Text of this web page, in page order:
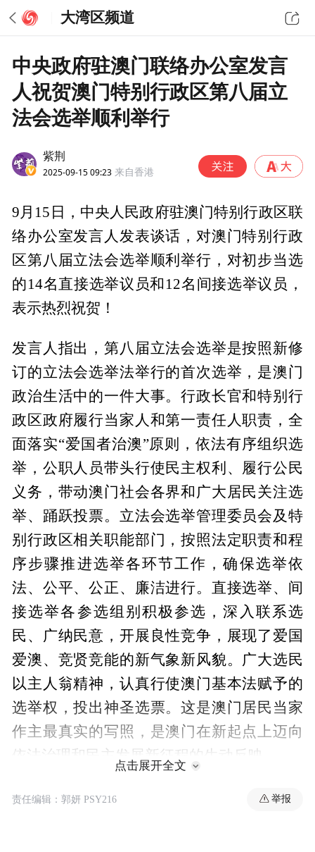
大湾区频道
中央政府驻澳门联络办公室发言
人祝贺澳门特别行政区第八届立
法会选举顺利举行
紫荆
2025-09-15 09:23 来自香港
9月15日，中央人民政府驻澳门特别行政区联
络办公室发言人发表谈话，对澳门特别行政
区第八届立法会选举顺利举行，对初步当选
的14名直接选举议员和12名间接选举议员，
表示热烈祝贺！
发言人指出，第八届立法会选举是按照新修
订的立法会选举法举行的首次选举，是澳门
政治生活中的一件大事。行政长官和特别行
政区政府履行当家人和第一责任人职责，全
面落实“爱国者治澳”原则，依法有序组织选
举，公职人员带头行使民主权利、履行公民
义务，带动澳门社会各界和广大居民关注选
举、踊跃投票。立法会选举管理委员会及特
别行政区相关职能部门，按照法定职责和程
序步骤推进选举各环节工作，确保选举依
法、公平、公正、廉洁进行。直接选举、间
接选举各参选组别积极参选，深入联系选
民、广纳民意，开展良性竞争，展现了爱国
爱澳、竞贤竞能的新气象新风貌。广大选民
以主人翁精神，认真行使澳门基本法赋予的
选举权，投出神圣选票。这是澳门居民当家
作主最真实的写照，是澳门在新起点上迈向
依法治理和民主发展新征程的生动反映。
发言人表示，当前，中华民族正在以不可阻
点击展开全文
责任编辑：郭妍 PSY216 举报